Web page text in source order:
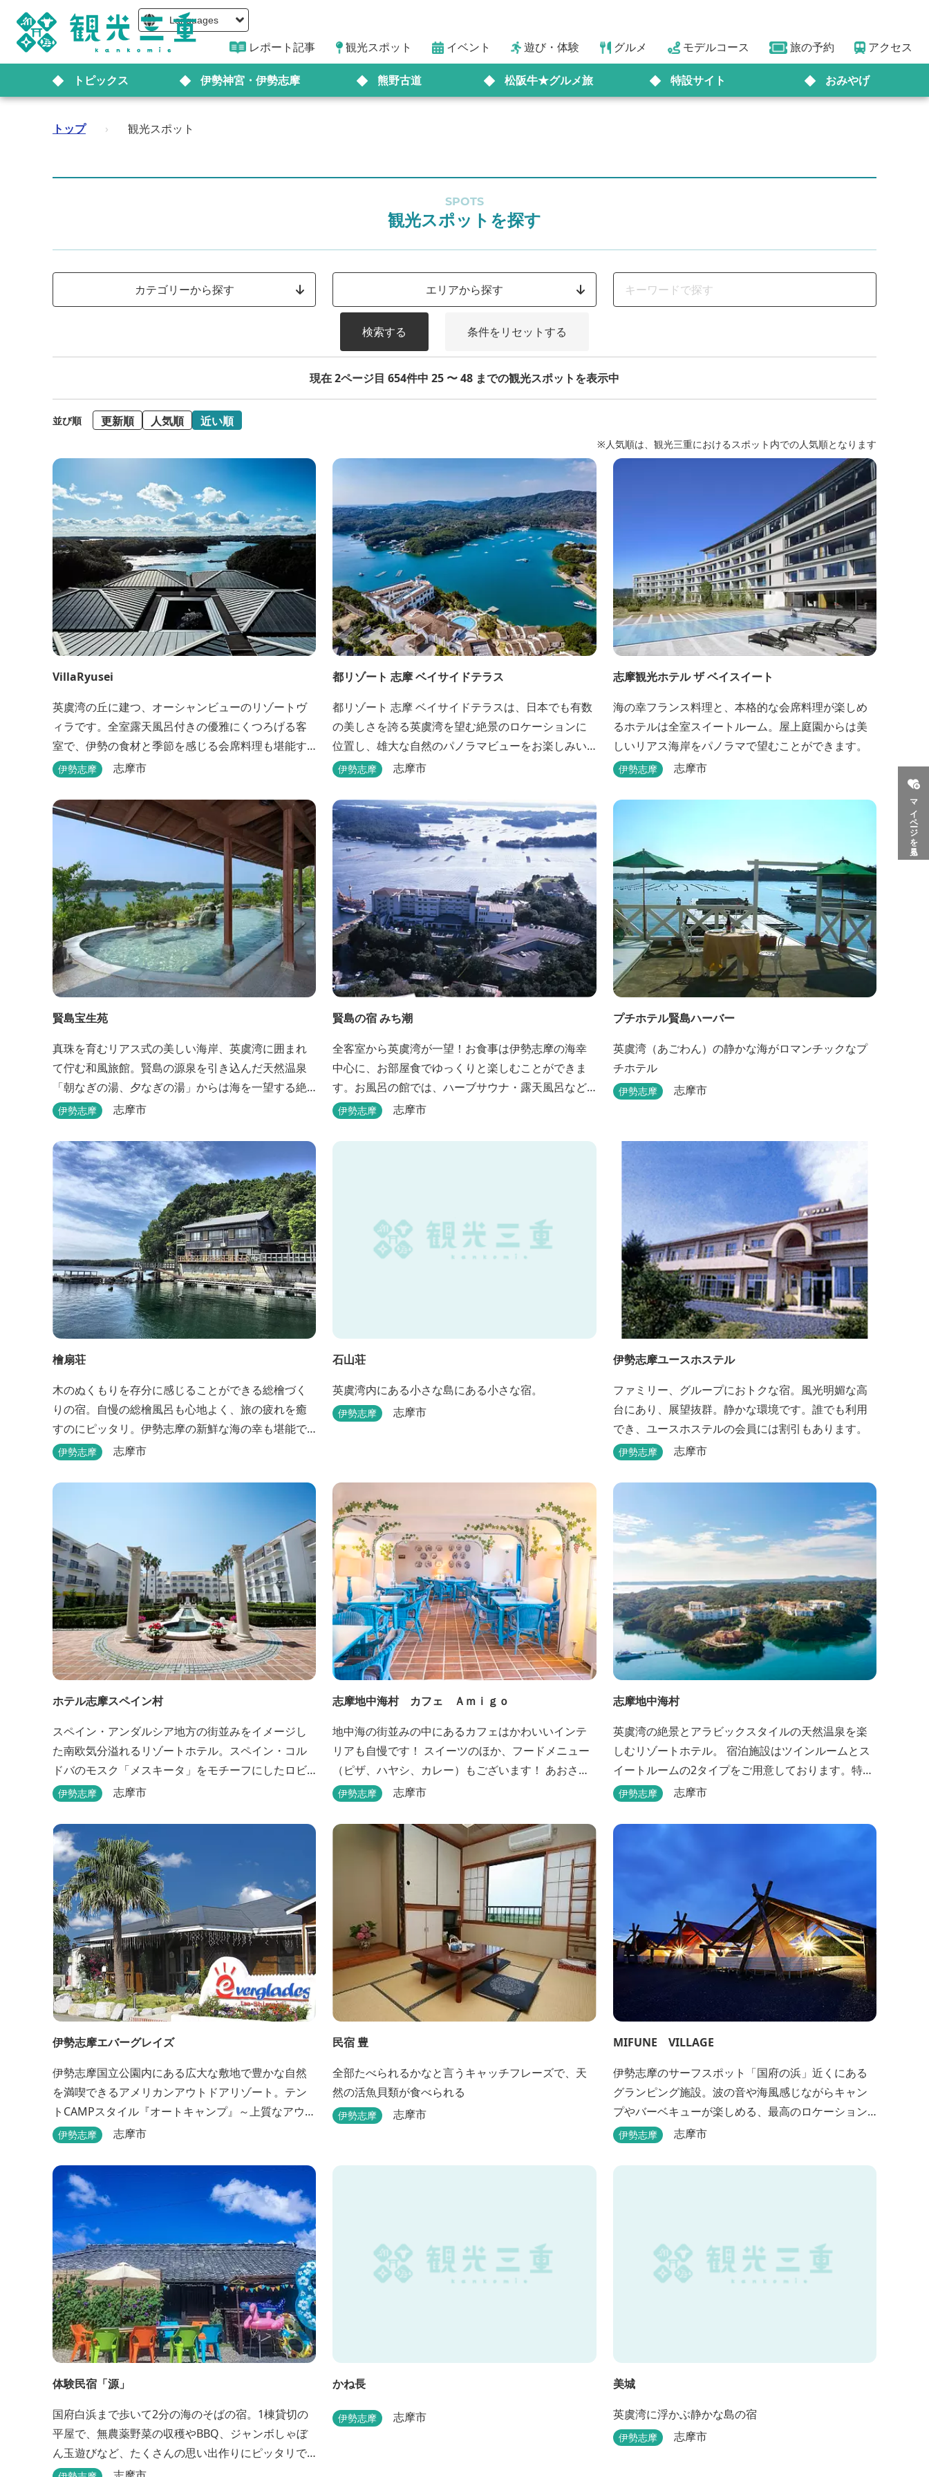
Languages
レポート記事 観光スポット イベント 遊び・体験 グルメ モデルコース 旅の予約 アクセス
トピックス 伊勢神宮・伊勢志摩 熊野古道 松阪牛★グルメ旅 特設サイト おみやげ
マイページを見る
トップ › 観光スポット
SPOTS
観光スポットを探す
カテゴリーから探す エリアから探す
検索する 条件をリセットする
現在 2ページ目 654件中 25 〜 48 までの観光スポットを表示中
並び順 更新順 人気順 近い順
※人気順は、観光三重におけるスポット内での人気順となります
VillaRyusei
英虞湾の丘に建つ、オーシャンビューのリゾートヴ
ィラです。全室露天風呂付きの優雅にくつろげる客
室で、伊勢の食材と季節を感じる会席料理も堪能す
ることができます。
伊勢志摩 志摩市
都リゾート 志摩 ベイサイドテラス
都リゾート 志摩 ベイサイドテラスは、日本でも有数
の美しさを誇る英虞湾を望む絶景のロケーションに
位置し、雄大な自然のパノラマビューをお楽しみい
ただけるリゾートホテルです。白い壁と赤瓦の屋根
タイルを取り入れた建築美は陽気で自由な寛ぎを感
じさせ、まるで異国に足を踏み入れたと錯覚するほ
ど、どこを歩いても絵になるホテルです。
伊勢志摩 志摩市
志摩観光ホテル ザ ベイスイート
海の幸フランス料理と、本格的な会席料理が楽しめ
るホテルは全室スイートルーム。屋上庭園からは美
しいリアス海岸をパノラマで望むことができます。
伊勢志摩 志摩市
賢島宝生苑
真珠を育むリアス式の美しい海岸、英虞湾に囲まれ
て佇む和風旅館。賢島の源泉を引き込んだ天然温泉
「朝なぎの湯、夕なぎの湯」からは海を一望する絶
景を愉しめる。また、夕食では海の幸を中心とした
伊勢志摩 志摩市
賢島の宿 みち潮
全客室から英虞湾が一望！お食事は伊勢志摩の海幸
中心に、お部屋食でゆっくりと楽しむことができま
す。お風呂の館では、ハーブサウナ・露天風呂など
色々なお風呂が楽しめます。近鉄賢島駅から歩いて5
伊勢志摩 志摩市
プチホテル賢島ハーバー
英虞湾（あごわん）の静かな海がロマンチックなプ
チホテル
伊勢志摩 志摩市
檜扇荘
木のぬくもりを存分に感じることができる総檜づく
りの宿。自慢の総檜風呂も心地よく、旅の疲れを癒
すのにピッタリ。伊勢志摩の新鮮な海の幸も堪能で
きます。
伊勢志摩 志摩市
石山荘
英虞湾内にある小さな島にある小さな宿。
伊勢志摩 志摩市
伊勢志摩ユースホステル
ファミリー、グループにおトクな宿。風光明媚な高
台にあり、展望抜群。静かな環境です。誰でも利用
でき、ユースホステルの会員には割引もあります。
伊勢志摩 志摩市
ホテル志摩スペイン村
スペイン・アンダルシア地方の街並みをイメージし
た南欧気分溢れるリゾートホテル。スペイン・コル
ドバのモスク「メスキータ」をモチーフにしたロビ
ーは天井がとても高く、見るものを圧倒します。客
街を再現しており、ホテル内を散策するだけでも異
国感を満喫できます。 スペインの雰囲気が溢れた客
室やパークの夢の続きが見られるキャラクタールー
ム、最大6名様まで...
伊勢志摩 志摩市
志摩地中海村 カフェ Ａｍｉｇｏ
地中海の街並みの中にあるカフェはかわいいインテ
リアも自慢です！ スイーツのほか、フードメニュー
（ピザ、ハヤシ、カレー）もございます！ あおさ～
スコーンは土日の限定販売中♪♪♪
伊勢志摩 志摩市
志摩地中海村
英虞湾の絶景とアラビックスタイルの天然温泉を楽
しむリゾートホテル。 宿泊施設はツインルームとス
イートルームの2タイプをご用意しております。特に
スイートルームは一戸建ての別荘を客室としてリニ
が自慢です！ スペイン１ツ星レストランと提携した
伊勢志摩 志摩市
伊勢志摩エバーグレイズ
伊勢志摩国立公園内にある広大な敷地で豊かな自然
を満喫できるアメリカンアウトドアリゾート。テン
トCAMPスタイル『オートキャンプ』～上質なアウト
ドア空間『グランピングスタイル』まで多彩な宿泊
＆アクティビティーが人気！365日開催のアメリカン
カルチャーを取り入れたキッズイベント、カナディ
アンカヌー、ペダルボート、ファンサイクルなど豊
富なアクティビ...
伊勢志摩 志摩市
民宿 豊
全部たべられるかなと言うキャッチフレーズで、天
然の活魚貝類が食べられる
伊勢志摩 志摩市
MIFUNE VILLAGE
伊勢志摩のサーフスポット「国府の浜」近くにある
グランピング施設。波の音や海風感じながらキャン
プやバーベキューが楽しめる、最高のロケーション
です。
伊勢志摩 志摩市
体験民宿「源」
国府白浜まで歩いて2分の海のそばの宿。1棟貸切の
平屋で、無農薬野菜の収穫やBBQ、ジャンボしゃぼ
ん玉遊びなど、たくさんの思い出作りにピッタリで
す。
かね長
伊勢志摩 志摩市
美城
英虞湾に浮かぶ静かな島の宿
伊勢志摩 志摩市